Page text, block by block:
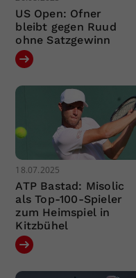
US Open: Ofner
bleibt gegen Ruud
ohne Satzgewinn
18.07.2025
ATP Bastad: Misolic
als Top-100-Spieler
zum Heimspiel in
Kitzbühel